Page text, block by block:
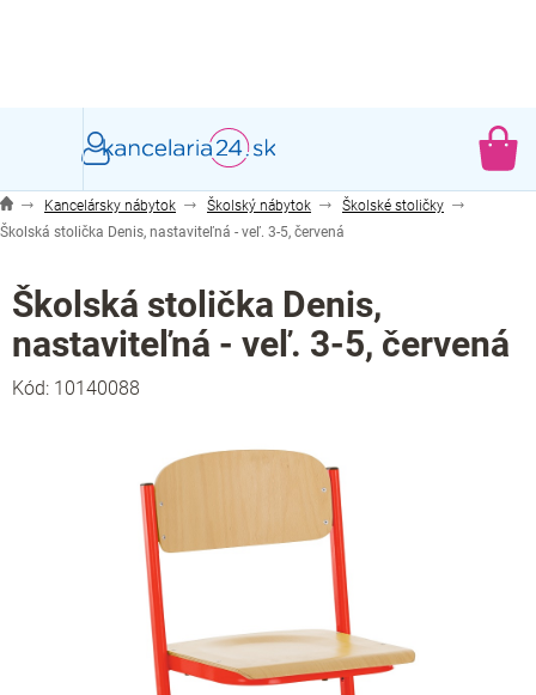
Kancelársky nábytok Školský nábytok
Školské stoličky
Školská stolička Denis, nastaviteľná - veľ. 3-5, červená
Školská stolička Denis,
nastaviteľná - veľ. 3-5, červená
Kód: 10140088